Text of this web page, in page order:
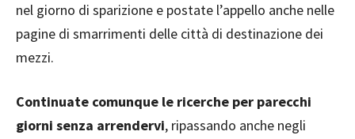
nel giorno di sparizione e postate l’appello anche nelle
pagine di smarrimenti delle città di destinazione dei
mezzi.
Continuate comunque le ricerche per parecchi
giorni senza arrendervi, ripassando anche negli